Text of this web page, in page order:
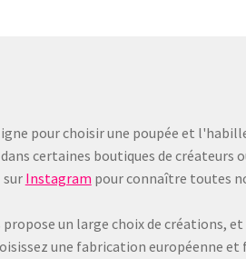
pour choisir une poupée et
certaines boutiques de créateurs
sur Instagram pour connaître toutes
un large choix de créations,
une fabrication européenne